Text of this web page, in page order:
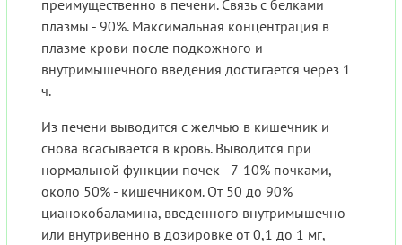
преимущественно в печени. Связь с белками
плазмы - 90%. Максимальная концентрация в
плазме крови после подкожного и
внутримышечного введения достигается через 1
ч.
Из печени выводится с желчью в кишечник и
снова всасывается в кровь. Выводится при
нормальной функции почек - 7-10% почками,
около 50% - кишечником. От 50 до 90%
цианокобаламина, введенного внутримышечно
или внутривенно в дозировке от 0,1 до 1 мг,